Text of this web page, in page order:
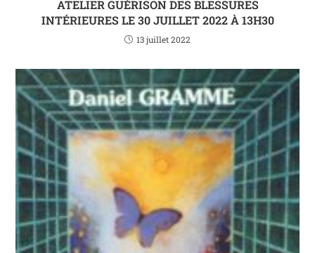
ATELIER GUÉRISON DES BLESSURES
INTÉRIEURES LE 30 JUILLET 2022 À 13H30
13 juillet 2022